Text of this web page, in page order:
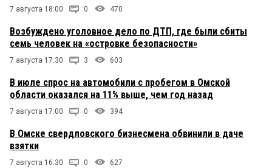
7 августа 18:00 0 470
Возбуждено уголовное дело по ДТП, где были сбиты
семь человек на «островке безопасности»
7 августа 17:30 3 603
В июле спрос на автомобили с пробегом в Омской
области оказался на 11% выше, чем год назад
7 августа 17:00 0 394
В Омске свердловского бизнесмена обвинили в даче
взятки
7 августа 16:30 0 627